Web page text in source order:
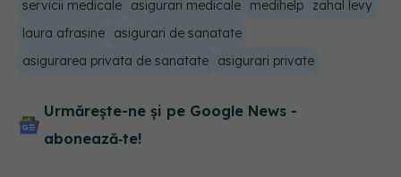
servicii medicale asigurari medicale medihelp
zahal levy
laura afrasine
asigurari de sanatate
asigurarea privata de sanatate
asigurari private
Urmărește-ne și pe Google News -
abonează‑te!